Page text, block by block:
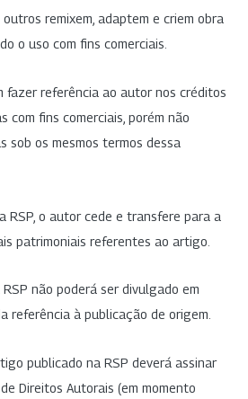
remixem, adaptem e criem obra
o uso com fins comerciais.
fazer referência ao autor nos créditos
com fins comerciais, porém não
sob os mesmos termos dessa
RSP, o autor cede e transfere para a
patrimoniais referentes ao artigo.
não poderá ser divulgado em
referência à publicação de origem.
publicado na RSP deverá assinar
Direitos Autorais (em momento